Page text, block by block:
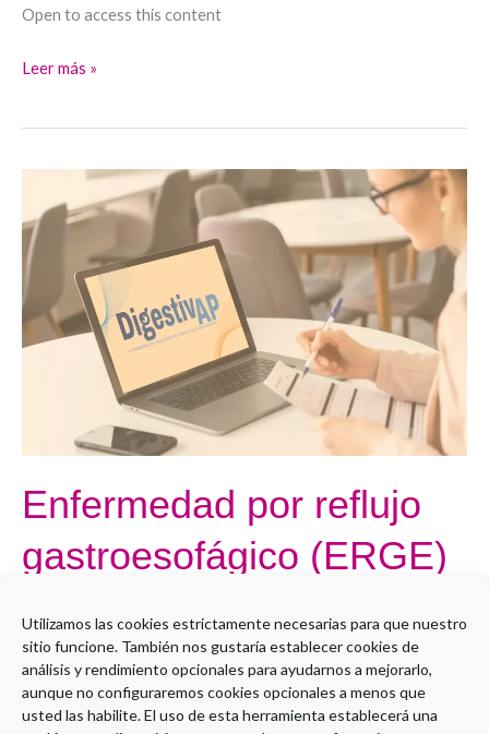
Utilizamos las cookies estrictamente necesarias para que nuestro
sitio funcione. También nos gustaría establecer cookies de
análisis y rendimiento opcionales para ayudarnos a mejorarlo,
aunque no configuraremos cookies opcionales a menos que
usted las habilite. El uso de esta herramienta establecerá una
Open to access this content
Leer más »
Enfermedad por reflujo
gastroesofágico (ERGE)
Open to access this content
Enfermedad
por
reflujo
gastroesofágico
(ERGE)
Leer más »